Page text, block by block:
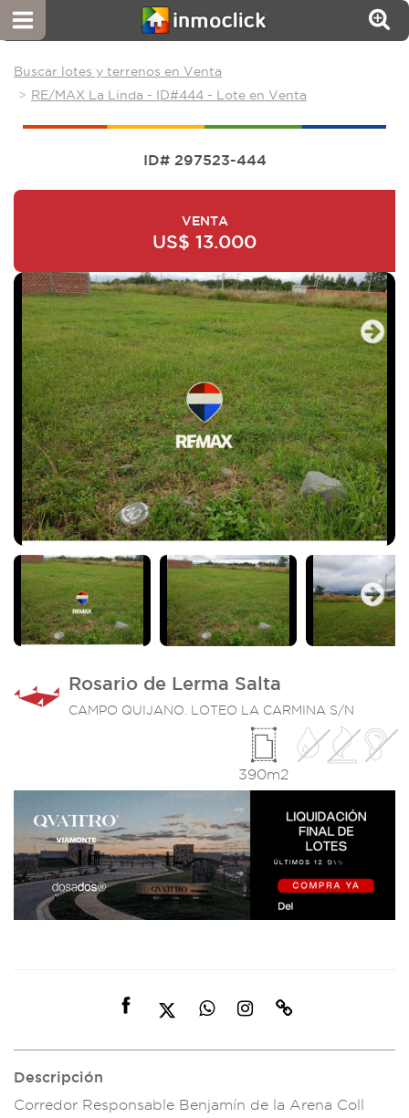
Buscar lotes y terrenos en Venta
RE/MAX La Linda - ID#444 - Lote en Venta
ID# 297523-444
VENTA
US$ 13.000
Next
Next
Rosario de Lerma Salta
CAMPO QUIJANO. LOTEO LA CARMINA S/N
390m2
Descripción
Corredor Responsable Benjamín de la Arena Coll